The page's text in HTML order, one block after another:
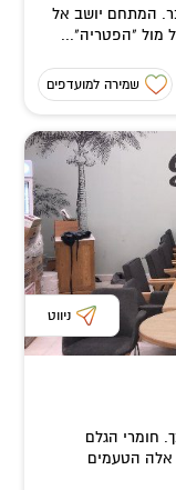
המתחם יושב אל
מול "הפטריה"...
שמירה למועדפים
ניווט
חומרי הגלם
אלה הטעמים